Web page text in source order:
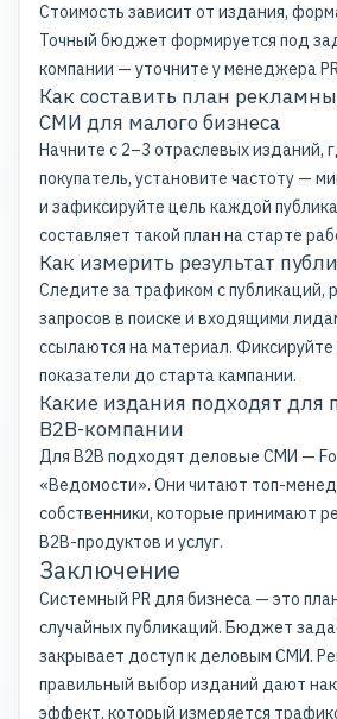
Стоимость зависит от издания,
Точный бюджет формируется под
компании — уточните у менеджера
Как составить план
СМИ для малого бизнеса
Начните с 2–3 отраслевых изданий,
покупатель, установите частоту —
и зафиксируйте цель каждой
составляет такой план на старте
Как измерить результат
Следите за трафиком с публикаций,
запросов в поиске и входящими
ссылаются на материал.
показатели до старта кампании.
Какие издания подходят для
B2B-компании
Для B2B подходят деловые СМИ —
«Ведомости». Они читают топ-
собственники, которые принимают
B2B-продуктов и услуг.
Заключение
Системный PR для бизнеса — это
случайных публикаций. Бюджет
закрывает доступ к деловым СМИ.
правильный выбор изданий дают
эффект, который измеряется